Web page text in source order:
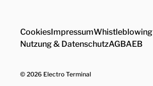
CookiesImpressumWhistleblowing
Nutzung & DatenschutzAGBAEB
© 2026 Electro Terminal